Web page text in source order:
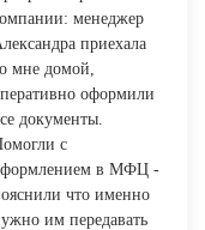
менеджер
приехала
мне домой,
оформили
документы.
с
в МФЦ -
что именно
им передавать